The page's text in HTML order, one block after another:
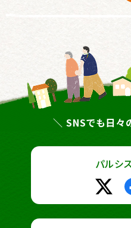
＼ SNSでも日々
パルシ